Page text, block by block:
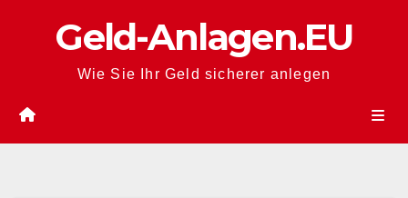
Geld-Anlagen.EU
Wie Sie Ihr Geld sicherer anlegen